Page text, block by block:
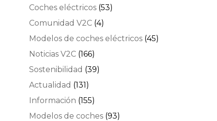
Coches eléctricos (53)
Comunidad V2C (4)
Modelos de coches eléctricos (45)
Noticias V2C (166)
Sostenibilidad (39)
Actualidad (131)
Información (155)
Modelos de coches (93)